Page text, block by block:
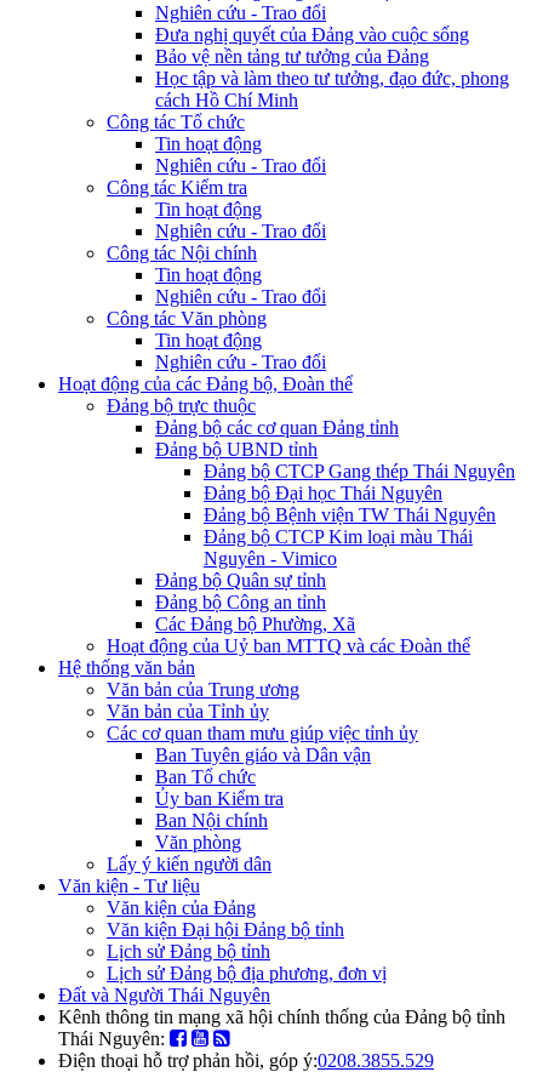
Nghiên cứu - Trao đổi
Đưa nghị quyết của Đảng vào cuộc sống
Bảo vệ nền tảng tư tưởng của Đảng
Học tập và làm theo tư tưởng, đạo đức, phong
cách Hồ Chí Minh
Công tác Tổ chức
Tin hoạt động
Nghiên cứu - Trao đổi
Công tác Kiểm tra
Tin hoạt động
Nghiên cứu - Trao đổi
Công tác Nội chính
Tin hoạt động
Nghiên cứu - Trao đổi
Công tác Văn phòng
Tin hoạt động
Nghiên cứu - Trao đổi
Hoạt động của các Đảng bộ, Đoàn thể
Đảng bộ trực thuộc
Đảng bộ các cơ quan Đảng tỉnh
Đảng bộ UBND tỉnh
Đảng bộ CTCP Gang thép Thái Nguyên
Đảng bộ Đại học Thái Nguyên
Đảng bộ Bệnh viện TW Thái Nguyên
Đảng bộ CTCP Kim loại màu Thái
Nguyên - Vimico
Đảng bộ Quân sự tỉnh
Đảng bộ Công an tỉnh
Các Đảng bộ Phường, Xã
Hoạt động của Uỷ ban MTTQ và các Đoàn thể
Hệ thống văn bản
Văn bản của Trung ương
Văn bản của Tỉnh ủy
Các cơ quan tham mưu giúp việc tỉnh ủy
Ban Tuyên giáo và Dân vận
Ban Tổ chức
Ủy ban Kiểm tra
Ban Nội chính
Văn phòng
Lấy ý kiến người dân
Văn kiện - Tư liệu
Văn kiện của Đảng
Văn kiện Đại hội Đảng bộ tỉnh
Lịch sử Đảng bộ tỉnh
Lịch sử Đảng bộ địa phương, đơn vị
Đất và Người Thái Nguyên
Kênh thông tin mạng xã hội chính thống của Đảng bộ tỉnh
Thái Nguyên:
Điện thoại hỗ trợ phản hồi, góp ý:0208.3855.529